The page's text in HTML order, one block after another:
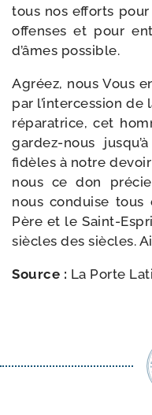
tous nos efforts
offenses et pour
d’âmes possible.
Agréez, nous Vous
par l’intercession de
répa­ra­trice, cet
gardez-​nous
fidèles à notre
nous ce don
nous conduise
Père et le Saint-​
siècles des siècles.
Source : La Porte